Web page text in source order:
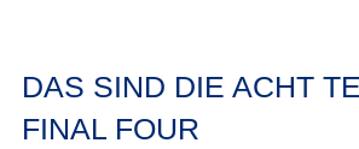
DAS SIND DIE ACHT
FINAL FOUR